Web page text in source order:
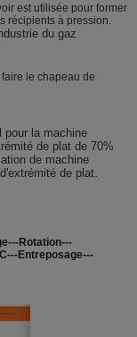
est utilisée pour former
récipients à pression.
du gaz
le chapeau de
pour la machine
de plat de 70%
de machine
de plat.
Rotation---
Entreposage---